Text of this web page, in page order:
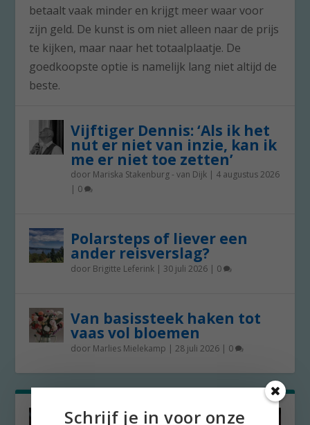
betaalt vaak minder en krijgt meer waar voor
zijn geld. De kunst is om niet alleen naar de prijs
te kijken, maar naar het totaalplaatje. De
goedkoopste optie is namelijk lang niet altijd de
beste.
Vijftiger Dennis: ‘Als ik het
nut er niet van inzie, kan ik
me er niet toe zetten’
door Mariska Stakenburg - van Dijk | 4 augustus 2026
| 0
Polarsteps of liever een
ander reisverslag?
door Brigitte Leferink | 30 juli 2026 | 0
Van basissteek haken tot
vaas vol bloemen
door Marlies Mielekamp |28 juli 2026 | 0
Schrijf je in voor onze